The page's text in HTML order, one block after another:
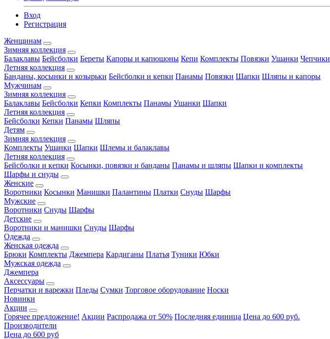
Вход
Регистрация
Женщинам
Зимняя коллекция
Балаклавы Бейсболки Береты Капоры и капюшоны Кепи Комплекты Повязки Ушанки Чепчики
Летняя коллекция
Банданы, косынки и козырьки Бейсболки и кепки Панамы Повязки Шапки Шляпы и капоры
Мужчинам
Зимняя коллекция
Балаклавы Бейсболки Кепки Комплекты Панамы Ушанки Шапки
Летняя коллекция
Бейсболки Кепки Панамы Шляпы
Детям
Зимняя коллекция
Комплекты Ушанки Шапки Шлемы и балаклавы
Летняя коллекция
Бейсболки и кепки Косынки, повязки и банданы Панамы и шляпы Шапки и комплекты
Шарфы и снуды
Женские
Воротники Косынки Манишки Палантины Платки Снуды Шарфы
Мужские
Воротники Снуды Шарфы
Детские
Воротники и манишки Снуды Шарфы
Одежда
Женская одежда
Брюки Комплекты Джемпера Кардиганы Платья Туники Юбки
Мужская одежда
Джемпера
Аксессуары
Перчатки и варежки Пледы Сумки Торговое оборудование Носки
Новинки
Акции
Горячее предложение! Акции Распродажа от 50% Последняя единица Цена до 600 руб.
Производители
Цена до 600 руб